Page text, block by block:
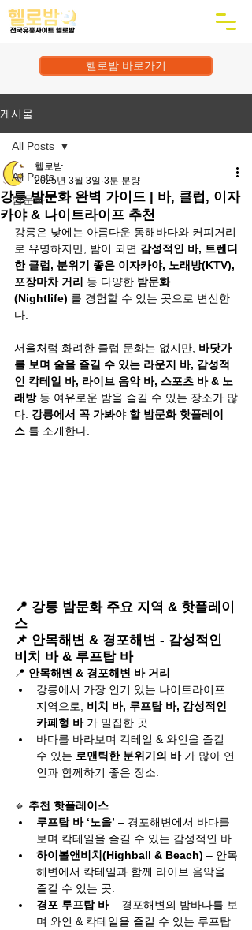
헬로밤 바로가기
게시물
All Posts
밤문화
All Posts
강릉 밤문화 완벽 가이드 | 바, 클럽, 이자
카야 & 나이트라이프 추천
헬로밤
2025년 3월 3일 3분 분량
강릉은 낮에는 아름다운 동해바다와 커피거리
로 유명하지만, 밤이 되면 감성적인 바, 트렌디
한 클럽, 분위기 좋은 이자카야, 노래방(KTV),
포장마차 거리 등 다양한 밤문화
(Nightlife) 를 경험할 수 있는 곳으로 변신한
다.
서울처럼 화려한 클럽 문화는 없지만, 바닷가
를 보며 술을 즐길 수 있는 라운지 바, 감성적
인 칵테일 바, 라이브 음악 바, 스포츠 바 & 노
래방 등 여유로운 밤을 즐길 수 있는 장소가 많
다. 강릉에서 꼭 가봐야 할 밤문화 핫플레이
스 를 소개한다.
📍 강릉 밤문화 주요 지역 & 핫플레이
스
📌 안목해변 & 경포해변 - 감성적인
비치 바 & 루프탑 바
📍 안목해변 & 경포해변 바 거리
강릉에서 가장 인기 있는 나이트라이프
지역으로, 비치 바, 루프탑 바, 감성적인
카페형 바 가 밀집한 곳.
바다를 바라보며 칵테일 & 와인을 즐길
수 있는 로맨틱한 분위기의 바 가 많아 연
인과 함께하기 좋은 장소.
🔹 추천 핫플레이스
루프탑 바 ‘노을’ – 경포해변에서 바다를
보며 칵테일을 즐길 수 있는 감성적인 바.
하이볼앤비치(Highball & Beach) – 안목
해변에서 칵테일과 함께 라이브 음악을
즐길 수 있는 곳.
경포 루프탑 바 – 경포해변의 밤바다를 보
며 와인 & 칵테일을 즐길 수 있는 루프탑